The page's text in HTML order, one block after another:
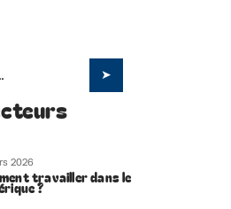
2026
travailler dans le
?